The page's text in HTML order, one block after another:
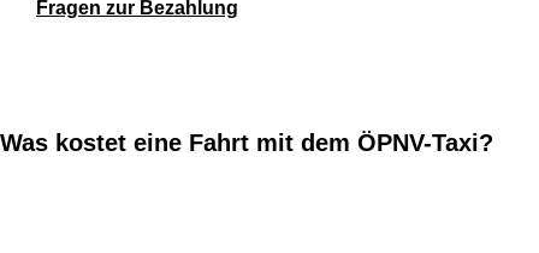
Fragen zur Bezahlung
Was kostet eine Fahrt mit dem ÖPNV-Taxi?